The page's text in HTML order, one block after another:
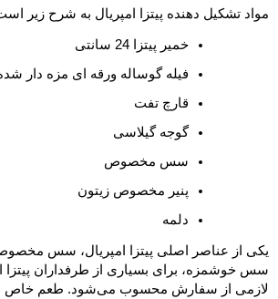
مواد تشکیل دهنده پیتزا امپریال به شرح زیر
خمیر پیتزا 24 سانتی
فیله گوساله ورقه ای مزه دار
قارچ تفت
گوجه گیلاسی
سس مخصوص
پنیر مخصوص زیتون
دلمه
یکی از عناصر اصلی پیتزا امپریال، سس
سس خوشمزه، برای بسیاری از طرفداران پیتزا
لازمی از سفارش محسوب می‌شود. طعم خاص